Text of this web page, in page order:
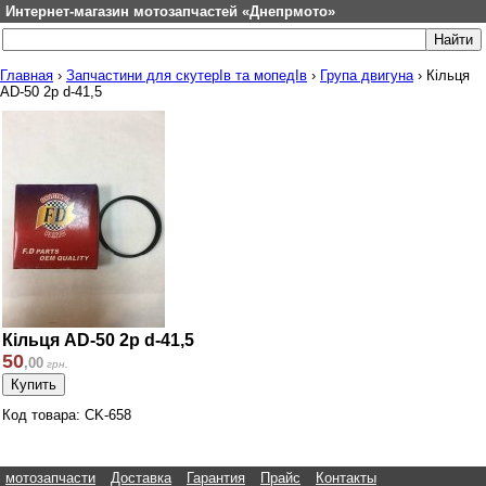
Интернет-магазин мотозапчастей «Днепрмото»
Главная › Запчастини для скутерІв та мопедІв › Група двигуна› Кільця
AD-50 2p d-41,5
Кільця AD-50 2p d-41,5
50,00 грн.
Код товара: CK-658
мотозапчасти Доставка Гарантия Прайс
Контакты